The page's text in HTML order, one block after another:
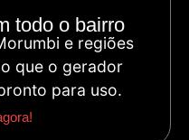
todo o bairro
e regiões
que o gerador
para uso.